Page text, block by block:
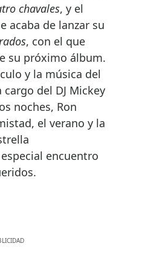
chavales, y el
acaba de lanzar su
, con el que
su próximo álbum.
y la música del
del DJ Mickey
noches, Ron
el verano y la
encuentro